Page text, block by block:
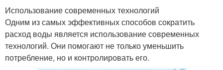
Использование современных технологий
Одним из самых эффективных способов сократить
расход воды является использование современных
технологий. Они помогают не только уменьшить
потребление, но и контролировать его.